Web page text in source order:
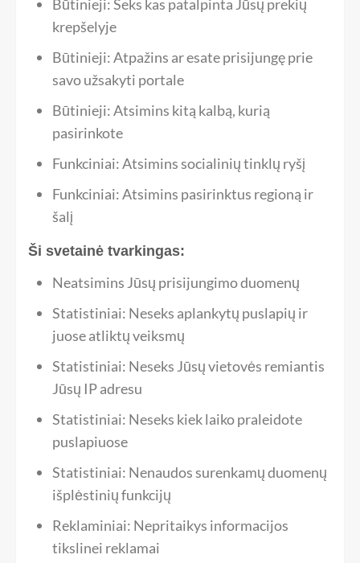
Būtinieji: Seks kas patalpinta Jūsų prekių
krepšelyje
Būtinieji: Atpažins ar esate prisijungę prie
savo užsakyti portale
Būtinieji: Atsimins kitą kalbą, kurią
pasirinkote
Funkciniai: Atsimins socialinių tinklų ryšį
Funkciniai: Atsimins pasirinktus regioną ir
šalį
Ši svetainė tvarkingas:
Neatsimins Jūsų prisijungimo duomenų
Statistiniai: Neseks aplankytų puslapių ir
juose atliktų veiksmų
Statistiniai: Neseks Jūsų vietovės remiantis
Jūsų IP adresu
Statistiniai: Neseks kiek laiko praleidote
puslapiuose
Statistiniai: Nenaudos surenkamų duomenų
išplėstinių funkcijų
Reklaminiai: Nepritaikys informacijos
tikslinei reklamai